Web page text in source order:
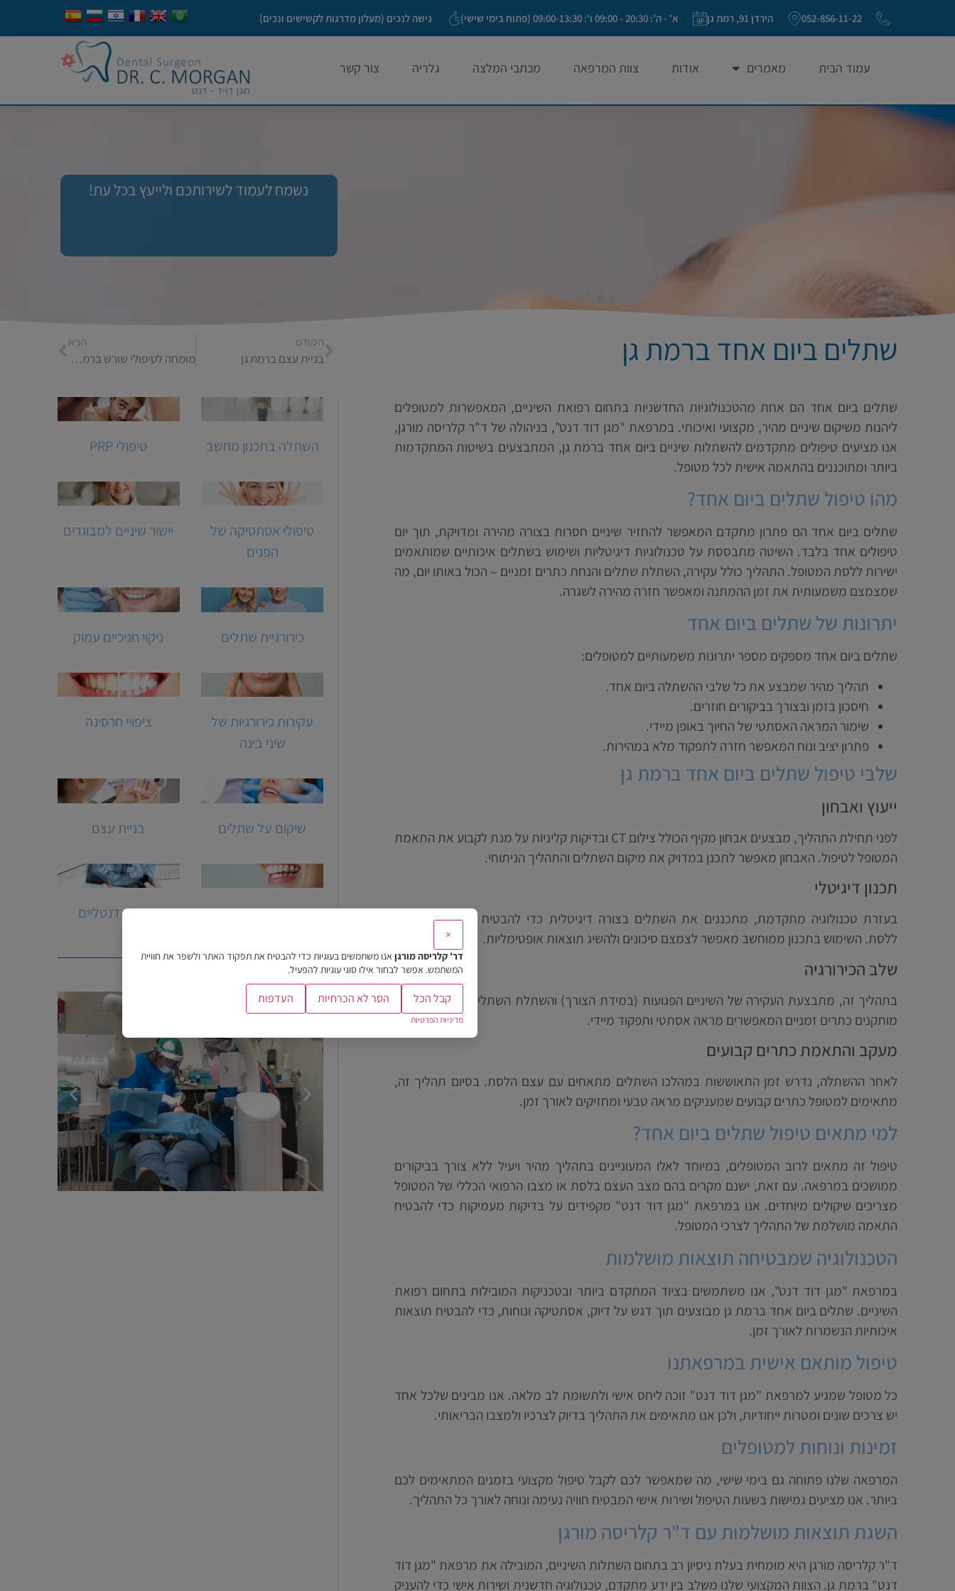
052-856-11-22 הירדן 91, רמת גן א' - ה': 20:30 - 09:00 ו': 09:00-13:30 (פתוח בימי שישי) גישה לנכים (מעלון מדרגות לקשישים ונכים)
עמוד הבית מאמרים אודות צוות המרפאה מכתבי המלצה גלריה צור קשר
נשמח לעמוד לשירותכם ולייעץ בכל עת!
שתלים ביום אחד ברמת גן הקודם
בניית עצם ברמת גן
הבא
מומחה לטיפולי שורש ברמת גן
שתלים ביום אחד הם אחת מהטכנולוגיות החדשניות בתחום רפואת השיניים, המאפשרות למטופלים
ליהנות משיקום שיניים מהיר, מקצועי ואיכותי. במרפאת "מגן דוד דנט", בניהולה של ד"ר קלריסה מורגן,
אנו מציעים טיפולים מתקדמים להשתלות שיניים ביום אחד ברמת גן, המתבצעים בשיטות המתקדמות
ביותר ומתוכננים בהתאמה אישית לכל מטופל.
מהו טיפול שתלים ביום אחד?
שתלים ביום אחד הם פתרון מתקדם המאפשר להחזיר שיניים חסרות בצורה מהירה ומדויקת, תוך יום
טיפולים אחד בלבד. השיטה מתבססת על טכנולוגיות דיגיטליות ושימוש בשתלים איכותיים שמותאמים
ישירות ללסת המטופל. התהליך כולל עקירה, השתלת שתלים והנחת כתרים זמניים – הכול באותו יום, מה
שמצמצם משמעותית את זמן ההמתנה ומאפשר חזרה מהירה לשגרה.
יתרונות של שתלים ביום אחד
שתלים ביום אחד מספקים מספר יתרונות משמעותיים למטופלים:
תהליך מהיר שמבצע את כל שלבי ההשתלה ביום אחד.
חיסכון בזמן ובצורך בביקורים חוזרים.
שימור המראה האסתטי של החיוך באופן מיידי.
פתרון יציב ונוח המאפשר חזרה לתפקוד מלא במהירות.
שלבי טיפול שתלים ביום אחד ברמת גן
ייעוץ ואבחון
לפני תחילת התהליך, מבצעים אבחון מקיף הכולל צילום CT ובדיקות קליניות על מנת לקבוע את התאמת
המטופל לטיפול. האבחון מאפשר לתכנן במדויק את מיקום השתלים והתהליך הניתוחי.
תכנון דיגיטלי
בעזרת טכנולוגיה מתקדמת, מתכננים את השתלים בצורה דיגיטלית כדי להבטיח התאמה מדויקת
ללסת. השימוש בתכנון ממוחשב מאפשר לצמצם סיכונים ולהשיג תוצאות אופטימליות.
שלב הכירורגיה
בתהליך זה, מתבצעת העקירה של השיניים הפגועות (במידת הצורך) והשתלת השתלים. בתום הניתוח,
מותקנים כתרים זמניים המאפשרים מראה אסתטי ותפקוד מיידי.
מעקב והתאמת כתרים קבועים
לאחר ההשתלה, נדרש זמן התאוששות במהלכו השתלים מתאחים עם עצם הלסת. בסיום תהליך זה,
מתאימים למטופל כתרים קבועים שמעניקים מראה טבעי ומחזיקים לאורך זמן.
למי מתאים טיפול שתלים ביום אחד?
טיפול זה מתאים לרוב המטופלים, במיוחד לאלו המעוניינים בתהליך מהיר ויעיל ללא צורך בביקורים
ממושכים במרפאה. עם זאת, ישנם מקרים בהם מצב העצם בלסת או מצבו הרפואי הכללי של המטופל
מצריכים שיקולים מיוחדים. אנו במרפאת "מגן דוד דנט" מקפידים על בדיקות מעמיקות כדי להבטיח
התאמה מושלמת של התהליך לצרכי המטופל.
הטכנולוגיה שמבטיחה תוצאות מושלמות
במרפאת "מגן דוד דנט", אנו משתמשים בציוד המתקדם ביותר ובטכניקות המובילות בתחום רפואת
השיניים. שתלים ביום אחד ברמת גן מבוצעים תוך דגש על דיוק, אסתטיקה ונוחות, כדי להבטיח תוצאות
איכותיות הנשמרות לאורך זמן.
טיפול מותאם אישית במרפאתנו
כל מטופל שמגיע למרפאת "מגן דוד דנט" זוכה ליחס אישי ולתשומת לב מלאה. אנו מבינים שלכל אחד
יש צרכים שונים ומטרות ייחודיות, ולכן אנו מתאימים את התהליך בדיוק לצרכיו ולמצבו הבריאותי.
זמינות ונוחות למטופלים
המרפאה שלנו פתוחה גם בימי שישי, מה שמאפשר לכם לקבל טיפול מקצועי בזמנים המתאימים לכם
ביותר. אנו מציעים גמישות בשעות הטיפול ושירות אישי המבטיח חוויה נעימה ונוחה לאורך כל התהליך.
השגת תוצאות מושלמות עם ד"ר קלריסה מורגן
ד"ר קלריסה מורגן היא מומחית בעלת ניסיון רב בתחום השתלות השיניים, המובילה את מרפאת "מגן דוד
דנט" ברמת גן. הצוות המקצועי שלנו משלב בין ידע מתקדם, טכנולוגיה חדשנית ושירות אישי כדי להעניק
השתלה בתכנון מחשב טיפולי PRP
טיפולי אסתטיקה של
הפנים
יישור שיניים למבוגרים
כירורגיית שתלים ניקוי חניכיים עמוק
עקירות כירורגיות של
שיני בינה
ציפויי חרסינה
שיקום על שתלים בניית עצם
הרמת סינוס שתלים דנטליים
המרפאה שלנו
×
דר' קלריסה מורגן אנו משתמשים בעוגיות כדי להבטיח את תפקוד האתר ולשפר את חוויית
המשתמש. אפשר לבחור אילו סוגי עוגיות להפעיל.
קבל הכל הסר לא הכרחיות העדפות
מדיניות הפרטיות